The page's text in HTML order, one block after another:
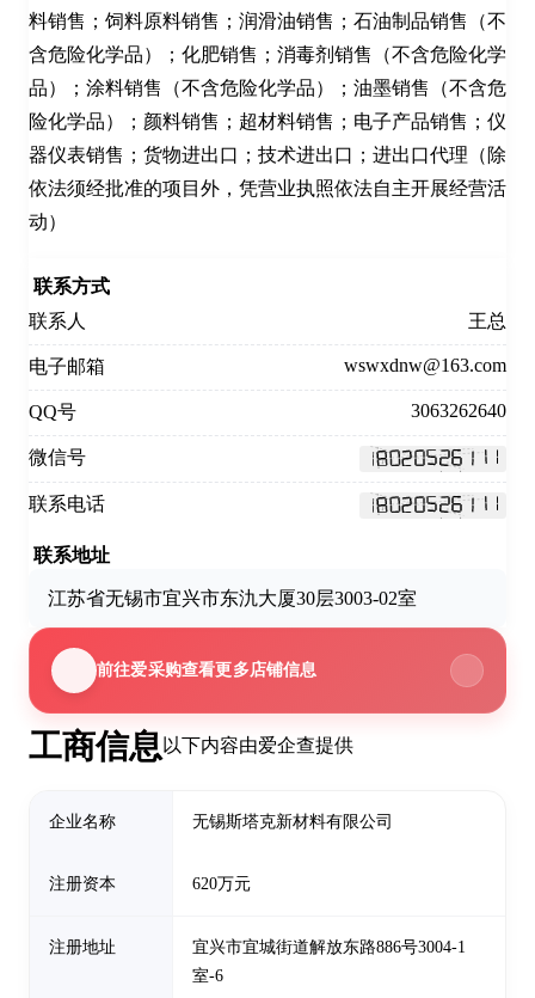
工商信息 以下内容由爱企查提供
企业名称 无锡斯塔克新材料有限公司
注册资本 620万元
注册地址
宜兴市宜城街道解放东路886号3004-1
室-6
料销售；饲料原料销售；润滑油销售；石油制品销售（不
含危险化学品）；化肥销售；消毒剂销售（不含危险化学
品）；涂料销售（不含危险化学品）；油墨销售（不含危
险化学品）；颜料销售；超材料销售；电子产品销售；仪
器仪表销售；货物进出口；技术进出口；进出口代理（除
依法须经批准的项目外，凭营业执照依法自主开展经营活
动）
联系方式
联系人
王总
电子邮箱 wswxdnw@163.com
QQ号 3063262640
微信号
联系电话
联系地址
江苏省无锡市宜兴市东氿大厦30层3003-02室
前往爱采购查看更多店铺信息